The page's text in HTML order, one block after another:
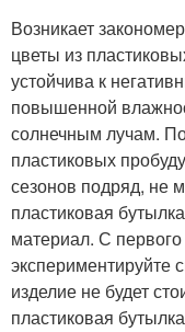
Возникает
цветы из
устойчива к
повышенной
солнечным лучам.
пластиковых
сезонов подряд, не
пластиковая
материал. С
экспериментируйте
изделие не будет
пластиковая